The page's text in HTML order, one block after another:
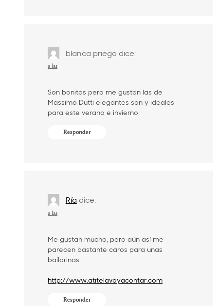
blanca priego dice:
a las
Son bonitas pero me gustan las de
Massimo Dutti elegantes son y ideales
para este verano e invierno
Responder
Ría dice:
a las
Me gustan mucho, pero aún así me
parecen bastante caros para unas
bailarinas.
http://www.atitelavoyacontar.com
Responder